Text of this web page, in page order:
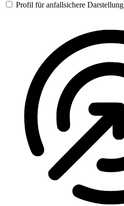
Profil für anfallsichere Darstellung